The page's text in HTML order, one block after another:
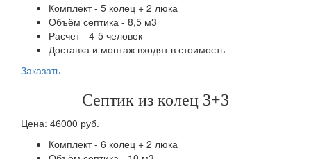
Комплект - 5 колец + 2 люка
Объём септика - 8,5 м3
Расчет - 4-5 человек
Доставка и монтаж входят в стоимость
Заказать
Септик из колец 3+3
Цена: 46000 руб.
Комплект - 6 колец + 2 люка